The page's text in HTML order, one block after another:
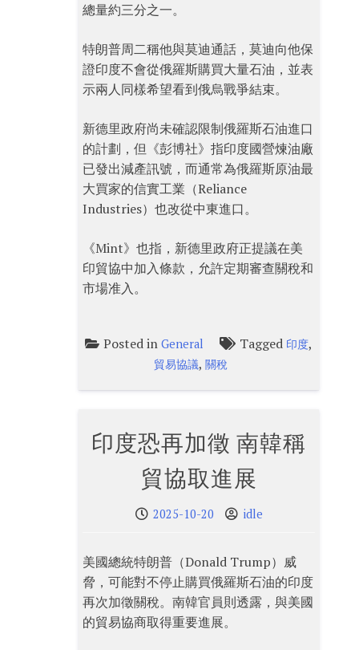
總量約三分之一。
特朗普周二稱他與莫迪通話，莫迪向他保
證印度不會從俄羅斯購買大量石油，並表
示兩人同樣希望看到俄烏戰爭結束。
新德里政府尚未確認限制俄羅斯石油進口
的計劃，但《彭博社》指印度國營煉油廠
已發出減產訊號，而通常為俄羅斯原油最
大買家的信實工業（Reliance
Industries）也改從中東進口。
《Mint》也指，新德里政府正提議在美
印貿協中加入條款，允許定期審查關稅和
市場准入。
Posted inGeneral Tagged 印度,
貿易協議,關稅
印度恐再加徵 南韓稱
貿協取進展
2025-10-20 idle
美國總統特朗普（Donald Trump）威
脅，可能對不停止購買俄羅斯石油的印度
再次加徵關稅。南韓官員則透露，與美國
的貿易協商取得重要進展。